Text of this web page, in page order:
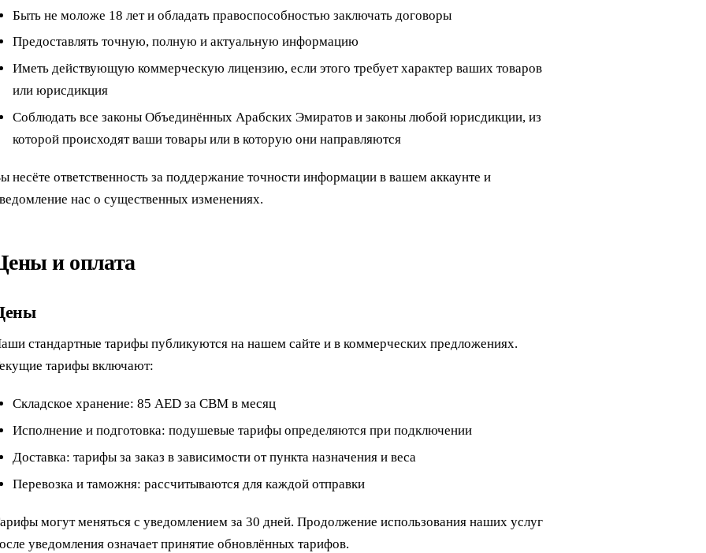
Быть не моложе 18 лет и обладать правоспособностью заключать договоры
Предоставлять точную, полную и актуальную информацию
Иметь действующую коммерческую лицензию, если этого требует характер ваших товаров
или юрисдикция
Соблюдать все законы Объединённых Арабских Эмиратов и законы любой юрисдикции, из
которой происходят ваши товары или в которую они направляются
несёте ответственность за поддержание точности информации в вашем аккаунте и
нас о существенных изменениях.
и оплата
стандартные тарифы публикуются на нашем сайте и в коммерческих предложениях.
тарифы включают:
Складское хранение: 85 AED за CBM в месяц
Исполнение и подготовка: подушевые тарифы определяются при подключении
Доставка: тарифы за заказ в зависимости от пункта назначения и веса
Перевозка и таможня: рассчитываются для каждой отправки
могут меняться с уведомлением за 30 дней. Продолжение использования наших услуг
уведомления означает принятие обновлённых тарифов.